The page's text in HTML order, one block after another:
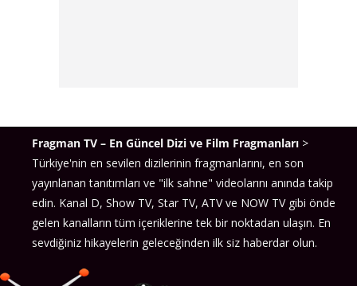
Fragman TV – En Güncel Dizi ve Film Fragmanları >
Türkiye'nin en sevilen dizilerinin fragmanlarını, en son
yayınlanan tanıtımları ve "ilk sahne" videolarını anında takip
edin. Kanal D, Show TV, Star TV, ATV ve NOW TV gibi önde
gelen kanalların tüm içeriklerine tek bir noktadan ulaşın. En
sevdiğiniz hikayelerin geleceğinden ilk siz haberdar olun.